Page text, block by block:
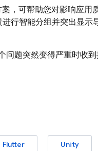
，可帮助您对影响应用
行智能分组并突出显示
题突然变得严重时收
Flutter Unity